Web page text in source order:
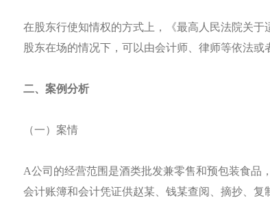
在股东行使知情权的方式上，《最高人民法院关
股东在场的情况下，可以由会计师、律师等依法
二、案例分析
（一）案情
A公司的经营范围是酒类批发兼零售和预包装食品
会计账簿和会计凭证供赵某、钱某查阅、摘抄、